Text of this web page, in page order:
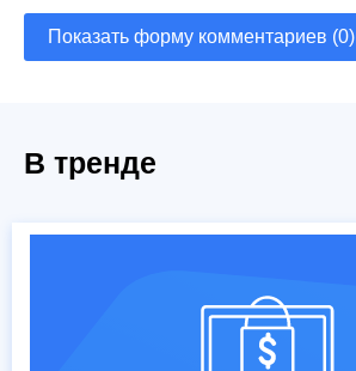
Показать форму комментариев (0)
В тренде